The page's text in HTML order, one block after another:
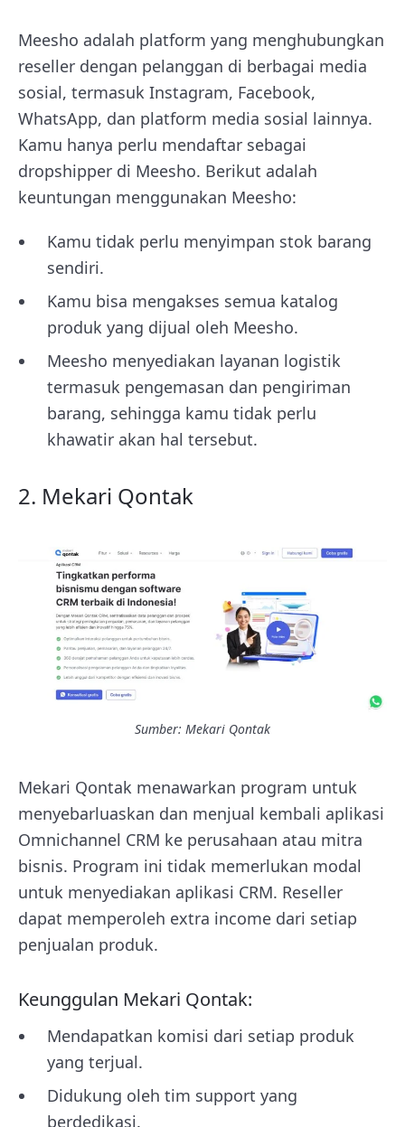
Meesho adalah platform yang menghubungkan
reseller dengan pelanggan di berbagai media
sosial, termasuk Instagram, Facebook,
WhatsApp, dan platform media sosial lainnya.
Kamu hanya perlu mendaftar sebagai
dropshipper di Meesho. Berikut adalah
keuntungan menggunakan Meesho:
Kamu tidak perlu menyimpan stok barang
sendiri.
Kamu bisa mengakses semua katalog
produk yang dijual oleh Meesho.
Meesho menyediakan layanan logistik
termasuk pengemasan dan pengiriman
barang, sehingga kamu tidak perlu
khawatir akan hal tersebut.
2. Mekari Qontak
Sumber: Mekari Qontak
Mekari Qontak menawarkan program untuk
menyebarluaskan dan menjual kembali aplikasi
Omnichannel CRM ke perusahaan atau mitra
bisnis. Program ini tidak memerlukan modal
untuk menyediakan aplikasi CRM. Reseller
dapat memperoleh extra income dari setiap
penjualan produk.
Keunggulan Mekari Qontak:
Mendapatkan komisi dari setiap produk
yang terjual.
Didukung oleh tim support yang
berdedikasi.